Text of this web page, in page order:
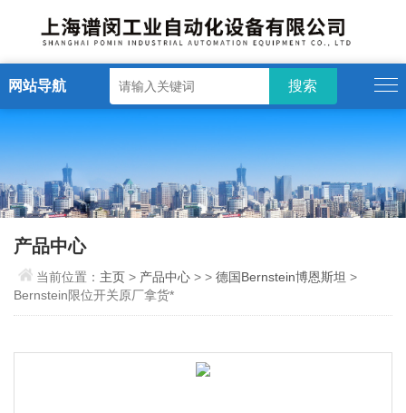
网站导航
产品中心
当前位置： 主页> 产品中心 > >德国Bernstein博恩斯坦 >
Bernstein限位开关原厂拿货*